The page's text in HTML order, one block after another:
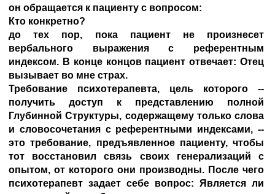
он обращается к пациенту с вопросом:
Кто конкретно?
до тех пор, пока пациент не произнесет
вербального выражения с референтным
индексом. В конце концов пациент отвечает: Отец
вызывает во мне страх.
Требование психотерапевта, цель которого --
получить доступ к представлению полной
Глубинной Структуры, содержащему только слова
и словосочетания с референтными индексами, --
это требование, предъявленное пациенту, чтобы
тот восстановил связь своих генерализаций с
опытом, от которого они производны. После чего
психотерапевт задает себе вопрос: Является ли